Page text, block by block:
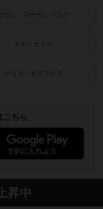
ウヴェ・ローゼンベルク
カナイセイジ
クリス・キリアムス
こちら
昇中